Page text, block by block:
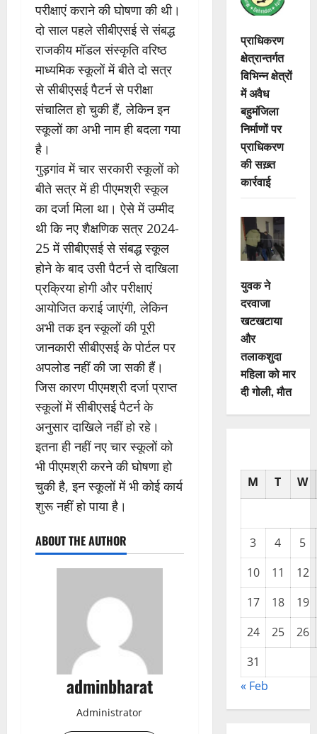
परीक्षाएं कराने की घोषणा की थी।
दो साल पहले सीबीएसई से संबद्ध
राजकीय मॉडल संस्कृति वरिष्ठ
माध्यमिक स्कूलों में बीते दो सत्र
से सीबीएसई पैटर्न से परीक्षा
संचालित हो चुकी हैं, लेकिन इन
स्कूलों का अभी नाम ही बदला गया
है।
गुड़गांव में चार सरकारी स्कूलों को
बीते सत्र में ही पीएमश्री स्कूल
का दर्जा मिला था। ऐसे में उम्मीद
थी कि नए शैक्षणिक सत्र 2024-
25 में सीबीएसई से संबद्ध स्कूल
होने के बाद उसी पैटर्न से दाखिला
प्रक्रिया होगी और परीक्षाएं
आयोजित कराई जाएंगी, लेकिन
अभी तक इन स्कूलों की पूरी
जानकारी सीबीएसई के पोर्टल पर
अपलोड नहीं की जा सकी हैं।
जिस कारण पीएमश्री दर्जा प्राप्त
स्कूलों में सीबीएसई पैटर्न के
अनुसार दाखिले नहीं हो रहे।
इतना ही नहीं नए चार स्कूलों को
भी पीएमश्री करने की घोषणा हो
चुकी है, इन स्कूलों में भी कोई कार्य
शुरू नहीं हो पाया है।
ABOUT THE AUTHOR
adminbharat
Administrator
प्राधिकरण
क्षेत्रान्तर्गत
विभिन्न क्षेत्रों
में अवैध
बहुमंजिला
निर्माणों पर
प्राधिकरण
की सख़्त
कार्रवाई
युवक ने
दरवाजा
खटखटाया
और
तलाकशुदा
महिला को मार
दी गोली, माैत
M T W
3 4
5
10
11
12
17
18
19
24
25
26
31
« Feb